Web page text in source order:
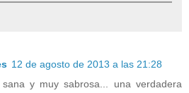
12 de agosto de 2013 a las 21:28
sana y muy sabrosa... una verdadera